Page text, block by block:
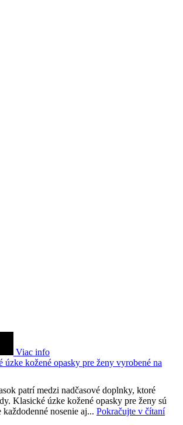
Viac info
úzke kožené opasky pre ženy vyrobené na
patrí medzi nadčasové doplnky, ktoré
Klasické úzke kožené opasky pre ženy sú
nosenie aj... Pokračujte v čítaní